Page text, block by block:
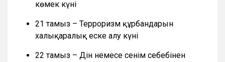
көмек күні
21 тамыз – Терроризм құрбандарын
халықаралық еске алу күні
22 тамыз – Дін немесе сенім себебінен